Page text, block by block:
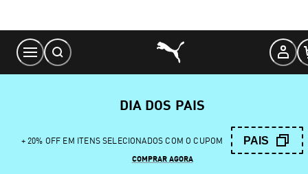
Content
DIA DOS PAIS
+ 20% OFF EM ITENS SELECIONADOS COM O CUPOM PAIS
COMPRAR AGORA